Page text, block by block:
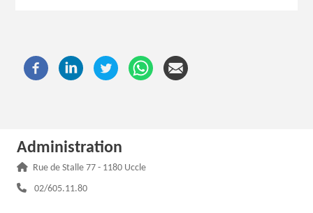
Administration
Adresse :
Rue de Stalle 77 - 1180 Uccle
Téléphone :
02/605.11.80